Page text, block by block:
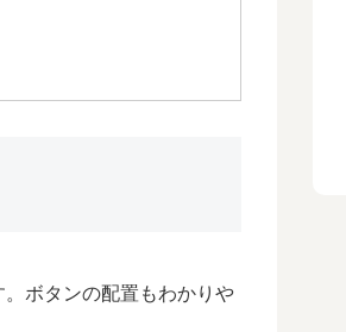
ボタンの配置もわかりや